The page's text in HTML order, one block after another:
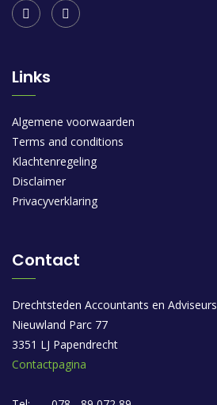
Links
Algemene voorwaarden
Terms and conditions
Klachtenregeling
Disclaimer
Privacyverklaring
Contact
Drechtsteden Accountants en Adviseurs
Nieuwland Parc 77
3351 LJ Papendrecht
Contactpagina